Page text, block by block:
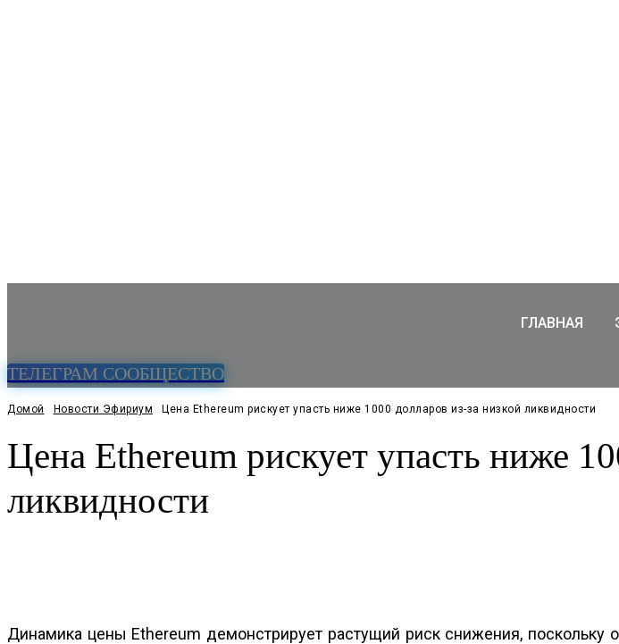
ТЕЛЕГРАМ СООБЩЕСТВО
ГЛАВНАЯ
Домой Новости Эфириум Цена Ethereum рискует упасть ниже 1000 долларов из-за низкой ликвидности
Цена Ethereum рискует упасть ниже
ликвидности
Динамика цены Ethereum демонстрирует растущий риск снижения, поскольку